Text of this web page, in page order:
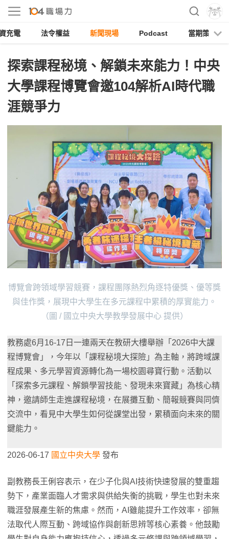
充電 法令權益 新聞現場 Podcast 當期策展
探索課程秘境、解鎖未來能力！中央
大學課程博覽會邀104解析AI時代職
涯競爭力
博覽會跨領域學習競賽，課程團隊熱烈角逐特優獎、優等獎
與佳作獎，展現中大學生在多元課程中累積的厚實能力。
（圖 / 國立中央大學教學發展中心 提供）
教務處6月16-17日一連兩天在教研大樓舉辦「2026中大課
程博覽會」，今年以「課程秘境大探險」為主軸，將跨域課
程成果、多元學習資源轉化為一場校園尋寶行動。活動以
「探索多元課程、解鎖學習技能、發現未來寶藏」為核心精
神，邀請師生走進課程秘境，在展攤互動、簡報競賽與同儕
交流中，看見中大學生如何從課堂出發，累積面向未來的關
鍵能力。
2026-06-17 國立中央大學 發布
副教務長王俐容表示，在少子化與AI技術快速發展的雙重趨
勢下，產業面臨人才需求與供給失衡的挑戰，學生也對未來
職涯發展產生新的焦慮。然而，AI雖能提升工作效率，卻無
法取代人際互動、跨域協作與創新思辨等核心素養。他鼓勵